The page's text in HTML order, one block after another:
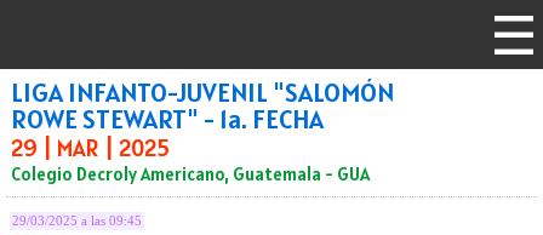
LIGA INFANTO-JUVENIL "SALOMÓN
ROWE STEWART" - 1a. FECHA
29 | MAR | 2025
Colegio Decroly Americano, Guatemala - GUA
29/03/2025 a las 09:45